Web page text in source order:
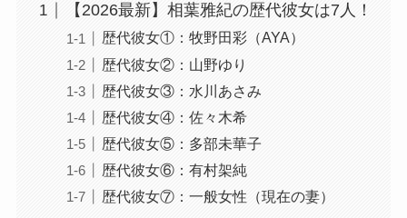
【2026最新】相葉雅紀の歴代彼女は7人！
歴代彼女①：牧野田彩（AYA）
歴代彼女②：山野ゆり
歴代彼女③：水川あさみ
歴代彼女④：佐々木希
歴代彼女⑤：多部未華子
歴代彼女⑥：有村架純
歴代彼女⑦：一般女性（現在の妻）